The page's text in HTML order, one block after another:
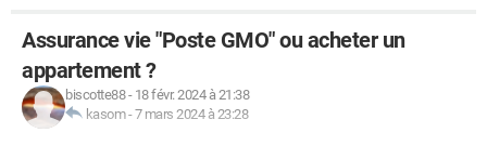
Assurance vie "Poste GMO" ou acheter un
appartement ?
biscotte88- 18 févr. 2024 à 21:38
kasom-7 mars 2024 à 23:28